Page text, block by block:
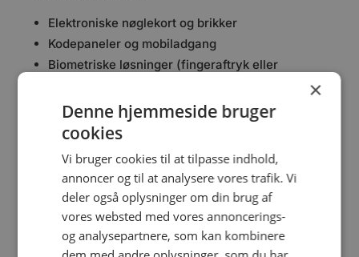
Elektroniske nøglekort og brikker
Kodepaneler og mobiladgang
Biometriske løsninger (fingeraftryk eller
Kombinationsløsninger til højrisikoområder
Uanset behov finder vi den rigtige løsning, der
passer til din virksomhed.
×
Denne hjemmeside bruger
cookies
Vi bruger cookies til at tilpasse indhold,
annoncer og til at analysere vores trafik. Vi
deler også oplysninger om din brug af
vores websted med vores annoncerings-
og analysepartnere, som kan kombinere